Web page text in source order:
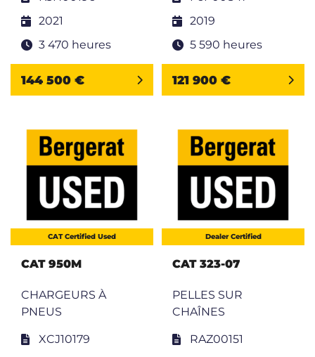
2021
3 470 heures
144 500 €
2019
5 590 heures
121 900 €
CAT Certified Used
CAT 950M
CHARGEURS À
PNEUS
XCJ10179
Dealer Certified
CAT 323-07
PELLES SUR
CHAÎNES
RAZ00151